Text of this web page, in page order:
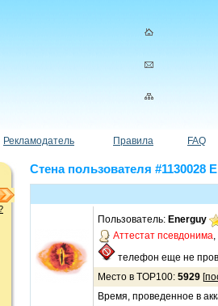
Рекламодатель Правила FAQ
Стена пользователя #1130028
Пользователь: Energuy
Аттестат псевдонима
телефон еще не
Место в TOP100: 5929 [
Время, проведенное в